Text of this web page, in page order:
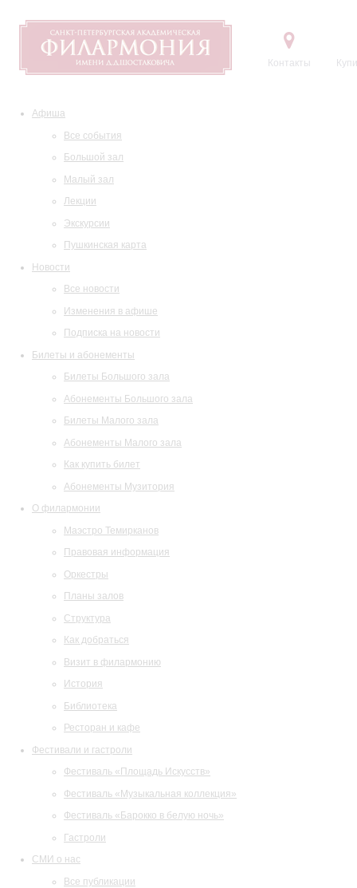
Контакты
Афиша
Все события
Большой зал
Малый зал
Лекции
Экскурсии
Пушкинская карта
Новости
Все новости
Изменения в афише
Подписка на новости
Билеты и абонементы
Билеты Большого зала
Абонементы Большого зала
Билеты Малого зала
Абонементы Малого зала
Как купить билет
Абонементы Музитория
О филармонии
Маэстро Темирканов
Правовая информация
Оркестры
Планы залов
Структура
Как добраться
Визит в филармонию
История
Библиотека
Ресторан и кафе
Фестивали и гастроли
Фестиваль «Площадь Искусств»
Фестиваль «Музыкальная коллекция»
Фестиваль «Барокко в белую ночь»
Гастроли
СМИ о нас
Все публикации